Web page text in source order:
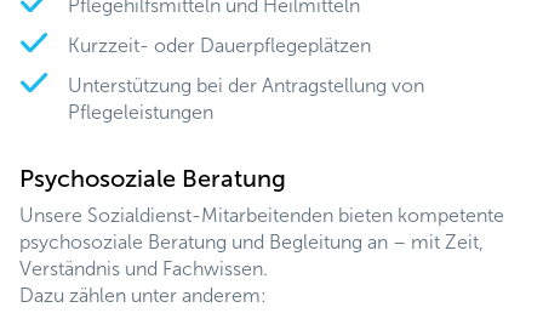
Pflegehilfsmitteln und Heilmitteln
Kurzzeit- oder Dauerpflegeplätzen
Unterstützung bei der Antragstellung von
Pflegeleistungen
Psychosoziale Beratung
Unsere Sozialdienst-Mitarbeitenden bieten kompetente
psychosoziale Beratung und Begleitung an – mit Zeit,
Verständnis und Fachwissen.
Dazu zählen unter anderem: